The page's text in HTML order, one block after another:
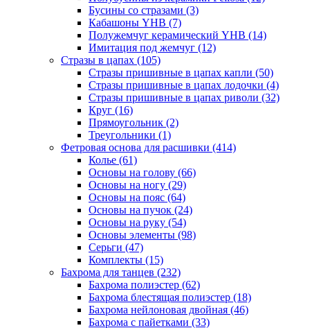
Бусины со стразами (3)
Кабашоны YHB (7)
Полужемчуг керамический YHB (14)
Имитация под жемчуг (12)
Стразы в цапах (105)
Стразы пришивные в цапах капли (50)
Стразы пришивные в цапах лодочки (4)
Стразы пришивные в цапах риволи (32)
Круг (16)
Прямоугольник (2)
Треугольники (1)
Фетровая основа для расшивки (414)
Колье (61)
Основы на голову (66)
Основы на ногу (29)
Основы на пояс (64)
Основы на пучок (24)
Основы на руку (54)
Основы элементы (98)
Серьги (47)
Комплекты (15)
Бахрома для танцев (232)
Бахрома полиэстер (62)
Бахрома блестящая полиэстер (18)
Бахрома нейлоновая двойная (46)
Бахрома с пайетками (33)